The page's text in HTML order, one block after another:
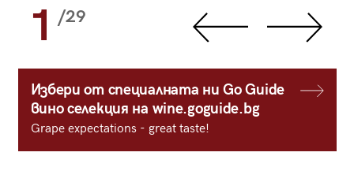
1 /29
Избери от специалната ни Go Guide
вино селекция на wine.goguide.bg
Grape expectations - great taste!